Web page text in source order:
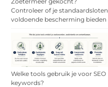
Controleer of je standaardsloten
voldoende bescherming bieden
Welke tools gebruik je voor SEO
keywords?